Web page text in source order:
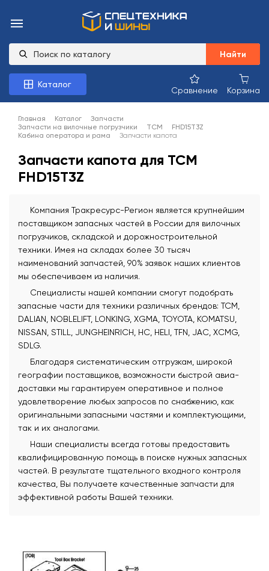
Найти
Каталог
Сравнение Корзина
Главная Каталог
Запчасти
Запчасти на вилочные погрузчики
TCM
FHD15T3Z
Кабина оператора и рама
Запчасти капота
Запчасти капота для TCM
FHD15T3Z
Компания Тракресурс-Регион является крупнейшим
поставщиком запасных частей в России для вилочных
погрузчиков, складской и дорожностроительной
техники. Имея на складах более 30 тысяч
наименований запчастей, 90% заявок наших клиентов
мы обеспечиваем из наличия.
Специалисты нашей компании смогут подобрать
запасные части для техники различных брендов: TCM,
DALIAN, NOBLELIFT, LONKING, XGMA, TOYOTA, KOMATSU,
NISSAN, STILL, JUNGHEINRICH, HC, HELI, TFN, JAC, XCMG,
SDLG.
Благодаря систематическим отгрузкам, широкой
географии поставщиков, возможности быстрой авиа-
доставки мы гарантируем оперативное и полное
удовлетворение любых запросов по снабжению, как
оригинальными запасными частями и комплектующими,
так и их аналогами.
Наши специалисты всегда готовы предоставить
квалифицированную помощь в поиске нужных запасных
частей. В результате тщательного входного контроля
качества, Вы получаете качественные запчасти для
эффективной работы Вашей техники.